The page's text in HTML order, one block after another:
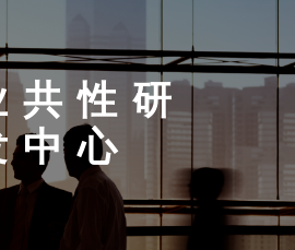
共性研
中心